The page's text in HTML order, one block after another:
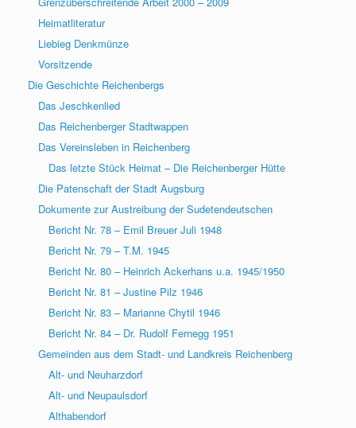
Heimatliteratur
Liebieg Denkmünze
Vorsitzende
Die Geschichte Reichenbergs
Das Jeschkenlied
Das Reichenberger Stadtwappen
Das Vereinsleben in Reichenberg
Das letzte Stück Heimat – Die Reichenberger Hütte
Die Patenschaft der Stadt Augsburg
Dokumente zur Austreibung der Sudetendeutschen
Bericht Nr. 78 – Emil Breuer Juli 1948
Bericht Nr. 79 – T.M. 1945
Bericht Nr. 80 – Heinrich Ackerhans u.a. 1945/1950
Bericht Nr. 81 – Justine Pilz 1946
Bericht Nr. 83 – Marianne Chytil 1946
Bericht Nr. 84 – Dr. Rudolf Fernegg 1951
Gemeinden aus dem Stadt- und Landkreis Reichenberg
Alt- und Neuharzdorf
Alt- und Neupaulsdorf
Althabendorf